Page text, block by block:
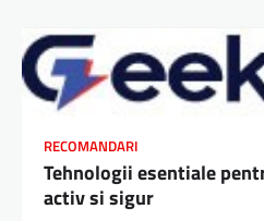
RECOMANDARI
Tehnologii esentiale
activ si sigur